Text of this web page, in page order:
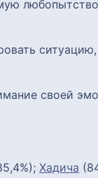
своей
Хадича